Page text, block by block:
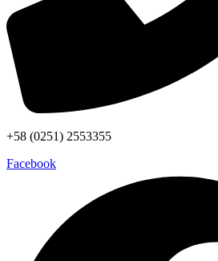
+58 (0251) 2553355
Facebook